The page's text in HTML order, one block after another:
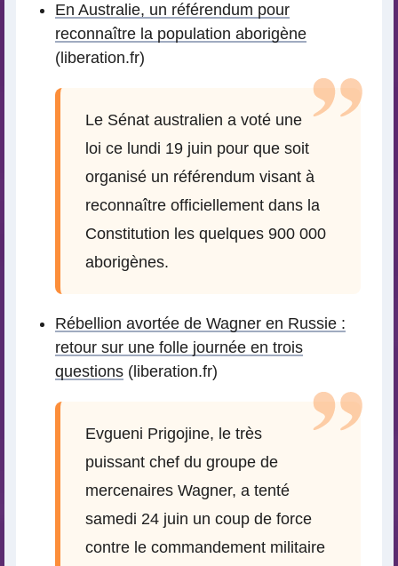
En Australie, un référendum pour
reconnaître la population aborigène
(liberation.fr)
Le Sénat australien a voté une
loi ce lundi 19 juin pour que soit
organisé un référendum visant à
reconnaître officiellement dans la
Constitution les quelques 900 000
aborigènes.
Rébellion avortée de Wagner en Russie :
retour sur une folle journée en trois
questions (liberation.fr)
Evgueni Prigojine, le très
puissant chef du groupe de
mercenaires Wagner, a tenté
samedi 24 juin un coup de force
contre le commandement militaire